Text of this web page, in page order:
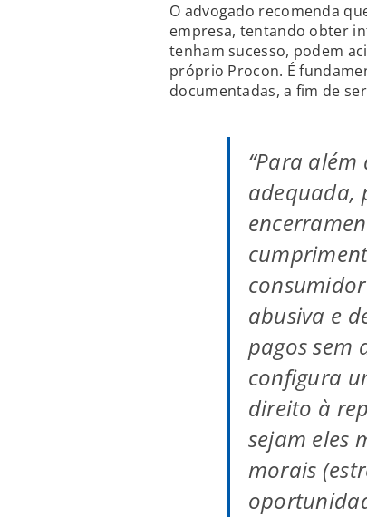
O advogado recomenda
empresa, tentando obter
tenham sucesso, podem
próprio Procon. É
documentadas, a fim de
“Para
adequada,
abusiva e
pagos sem
configura
direito à
sejam eles
morais